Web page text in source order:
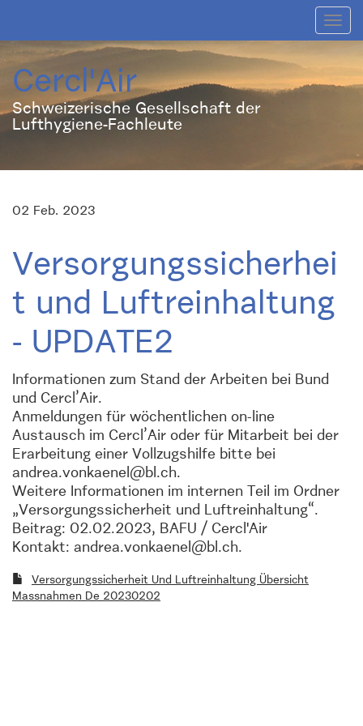
Cercl'Air
Schweizerische Gesellschaft der
Lufthygiene-Fachleute
02 Feb. 2023
Versorgungssicherhei
t und Luftreinhaltung
- UPDATE2
Informationen zum Stand der Arbeiten bei Bund
und Cercl’Air.
Anmeldungen für wöchentlichen on-line
Austausch im Cercl’Air oder für Mitarbeit bei der
Erarbeitung einer Vollzugshilfe bitte bei
andrea.vonkaenel@bl.ch.
Weitere Informationen im internen Teil im Ordner
„Versorgungssicherheit und Luftreinhaltung“.
Beitrag: 02.02.2023, BAFU / Cercl'Air
Kontakt: andrea.vonkaenel@bl.ch.
Versorgungssicherheit Und Luftreinhaltung Übersicht
Massnahmen De 20230202